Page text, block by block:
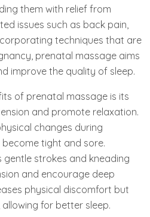
them with relief from
issues such as back pain,
techniques that are
prenatal massage aims
improve the quality of sleep.
of prenatal massage is its
and promote relaxation.
changes during
tight and sore.
gentle strokes and kneading
and encourage deep
physical discomfort but
for better sleep.